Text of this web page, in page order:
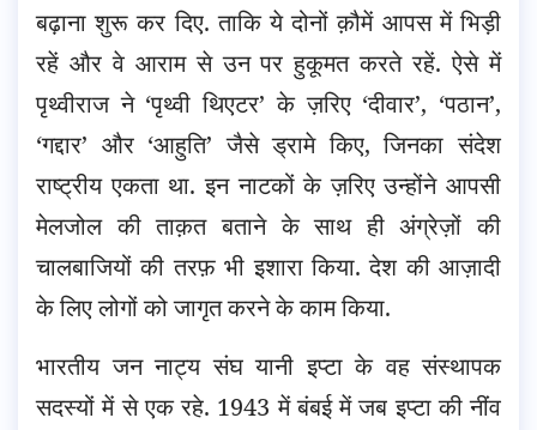
बढ़ाना शुरू कर दिए. ताकि ये दोनों क़ौमें आपस में भिड़ी
रहें और वे आराम से उन पर हुकूमत करते रहें. ऐसे में
पृथ्वीराज ने ‘पृथ्वी थिएटर’ के ज़रिए ‘दीवार’, ‘पठान’,
‘गद्दार’ और ‘आहुति’ जैसे ड्रामे किए, जिनका संदेश
राष्ट्रीय एकता था. इन नाटकों के ज़रिए उन्होंने आपसी
मेलजोल की ताक़त बताने के साथ ही अंग्रेज़ों की
चालबाजियों की तरफ़ भी इशारा किया. देश की आज़ादी
के लिए लोगों को जागृत करने के काम किया.
भारतीय जन नाट्य संघ यानी इप्टा के वह संस्थापक
सदस्यों में से एक रहे. 1943 में बंबई में जब इप्टा की नींव